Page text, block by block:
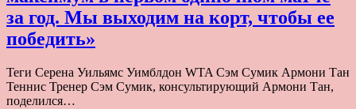
за год. Мы выходим на корт, чтобы ее
победить»
Теги Серена Уильямс Уимблдон WTA Сэм Сумик Армони Тан
Теннис Тренер Сэм Сумик, консультирующий Армони Тан,
поделился…